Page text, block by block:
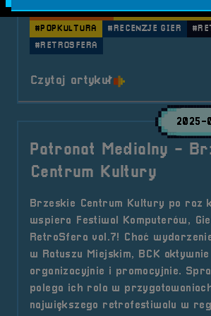
#GRY I KONSOLE
#PATRON MEDIALNY
#POPKULTURA
#RECENZJE GIER
#RETROSFERA
Czytaj artykuło tytule
2025-
Patronat Medialny -
Centrum Kultury
Brzeskie Centrum Kultury po raz
wspiera Festiwal Komputerów,
RetroSfera vol.7! Choć
w Ratuszu Miejskim, BCK
organizacyjnie i promocyjnie.
polega ich rola w
największego retrofestiwalu w